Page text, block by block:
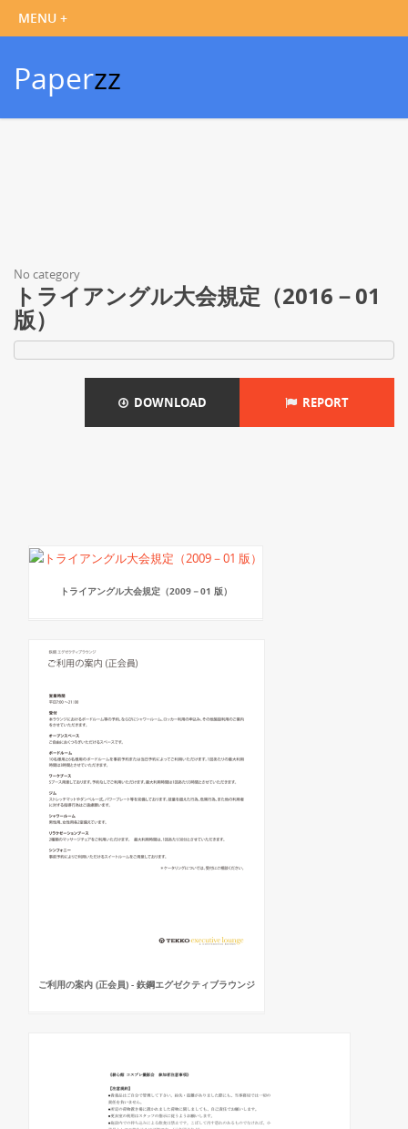
Paperzz
No category
トライアングル大会規定（2016－01
版）
DOWNLOAD REPORT
トライアングル大会規定（2009－01 版）
ご利用の案内 (正会員) - 鉃鋼エグゼクティブラウンジ